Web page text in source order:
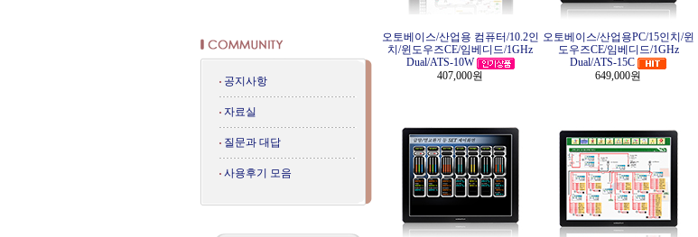
공지사항
자료실
질문과 대답
사용후기 모음
오토베이스/산업용 컴퓨터/10.2인
치/윈도우즈CE/임베디드/1GHz
Dual/ATS-10W
407,000원
오토베이스/산업용PC/15인치/윈
도우즈CE/임베디드/1GHz
Dual/ATS-15C
649,000원